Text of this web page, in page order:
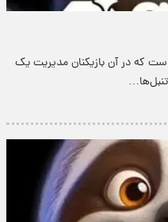
که در آن بازیکنان مدیریت یک